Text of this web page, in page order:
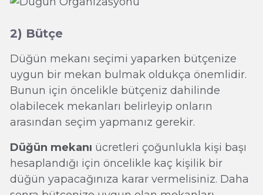
2) Bütçe
Düğün mekanı seçimi yaparken bütçenize
uygun bir mekan bulmak oldukça önemlidir.
Bunun için öncelikle bütçeniz dahilinde
olabilecek mekanları belirleyip onların
arasından seçim yapmanız gerekir.
Düğün mekanı ücretleri çoğunlukla kişi başı
hesaplandığı için öncelikle kaç kişilik bir
düğün yapacağınıza karar vermelisiniz. Daha